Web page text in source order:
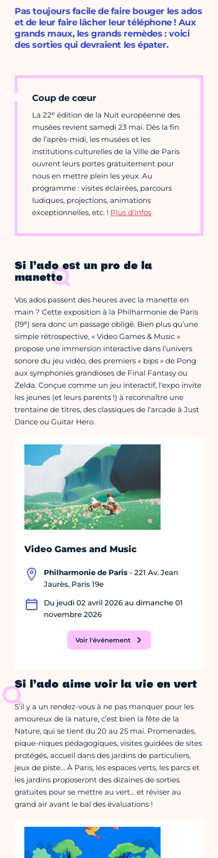
Pas toujours facile de faire bouger les ados
et de leur faire lâcher leur téléphone ! Aux
grands maux, les grands remèdes : voici
des sorties qui devraient les épater.
Coup de cœur
La 22e édition de la Nuit européenne des
musées revient samedi 23 mai. Dès la fin
de l’après-midi, les musées et les
institutions culturelles de la Ville de Paris
ouvrent leurs portes gratuitement pour
nous en mettre plein les yeux. Au
programme : visites éclairées, parcours
ludiques, projections, animations
exceptionnelles, etc. ! Plus d’infos
Si l’ado est un pro de la
manette
Vos ados passent des heures avec la manette en
main ? Cette exposition à la Philharmonie de Paris
(19e) sera donc un passage obligé. Bien plus qu’une
simple rétrospective, « Video Games & Music »
propose une immersion interactive dans l’univers
sonore du jeu vidéo, des premiers « bips » de Pong
aux symphonies grandioses de Final Fantasy ou
Zelda. Conçue comme un jeu interactif, l'expo invite
les jeunes (et leurs parents !) à reconnaître une
trentaine de titres, des classiques de l'arcade à Just
Dance ou Guitar Hero.
Video Games and Music
Philharmonie de Paris - 221 Av. Jean
Jaurès, Paris 19e
Du jeudi 02 avril 2026 au dimanche 01
novembre 2026
Voir l'événement
Si l’ado aime voir la vie en vert
S’il y a un rendez-vous à ne pas manquer pour les
amoureux de la nature, c’est bien la fête de la
Nature, qui se tient du 20 au 25 mai. Promenades,
pique-niques pédagogiques, visites guidées de sites
protégés, accueil dans des jardins de particuliers,
jeux de piste… À Paris, les espaces verts, les parcs et
les jardins proposeront des dizaines de sorties
gratuites pour se mettre au vert… et réviser au
grand air avant le bal des évaluations !